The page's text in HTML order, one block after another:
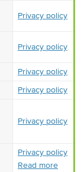
Privacy policy
Privacy policy
Privacy policy
Privacy policy
Privacy policy
Privacy policy
Read more